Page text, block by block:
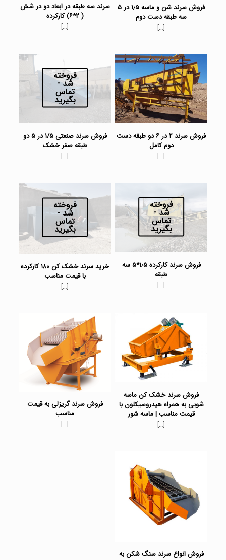
فروش سرند شن و ماسه ۱٫۵ در ۵
سه طبقه دست دوم
[…]
سرند سه طبقه در ابعاد دو در شش
( ۲*۶) کارکرده
[…]
فروش سرند ۲ در ۶ دو طبقه دست
دوم کامل
[…]
فروخته
شد -
تماس
بگیرید
فروش سرند صنعتی ۱/۵ در ۵ دو
طبقه صفر خشک
[…]
فروخته
شد -
تماس
بگیرید
فروش سرند کارکرده ۱٫۵*۵ سه
طبقه
[…]
فروخته
شد -
تماس
بگیرید
خرید سرند خشک کن ۱۸۰ کارکرده
با قیمت مناسب
[…]
فروش سرند خشک کن ماسه
شویی به همراه هیدروسیکلون با
قیمت مناسب | ماسه شور
[…]
فروش سرند گریزلی به قیمت
مناسب
[…]
فروش انواع سرند سنگ شکن به